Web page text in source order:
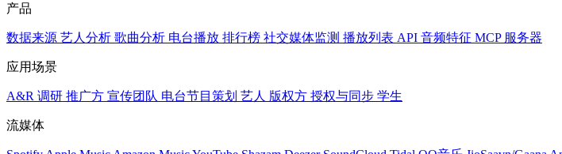
产品
数据来源 艺人分析 歌曲分析 电台播放 排行榜 社交媒体监测 播放列表 API 音频特征 MCP 服务器
应用场景
A&R 调研 推广方 宣传团队 电台节目策划 艺人 版权方 授权与同步 学生
流媒体